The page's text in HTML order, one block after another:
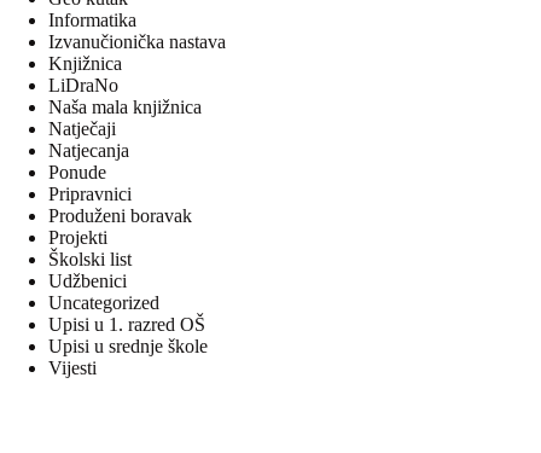
Informatika
Izvanučionička nastava
Knjižnica
LiDraNo
Naša mala knjižnica
Natječaji
Natjecanja
Ponude
Pripravnici
Produženi boravak
Projekti
Školski list
Udžbenici
Uncategorized
Upisi u 1. razred OŠ
Upisi u srednje škole
Vijesti